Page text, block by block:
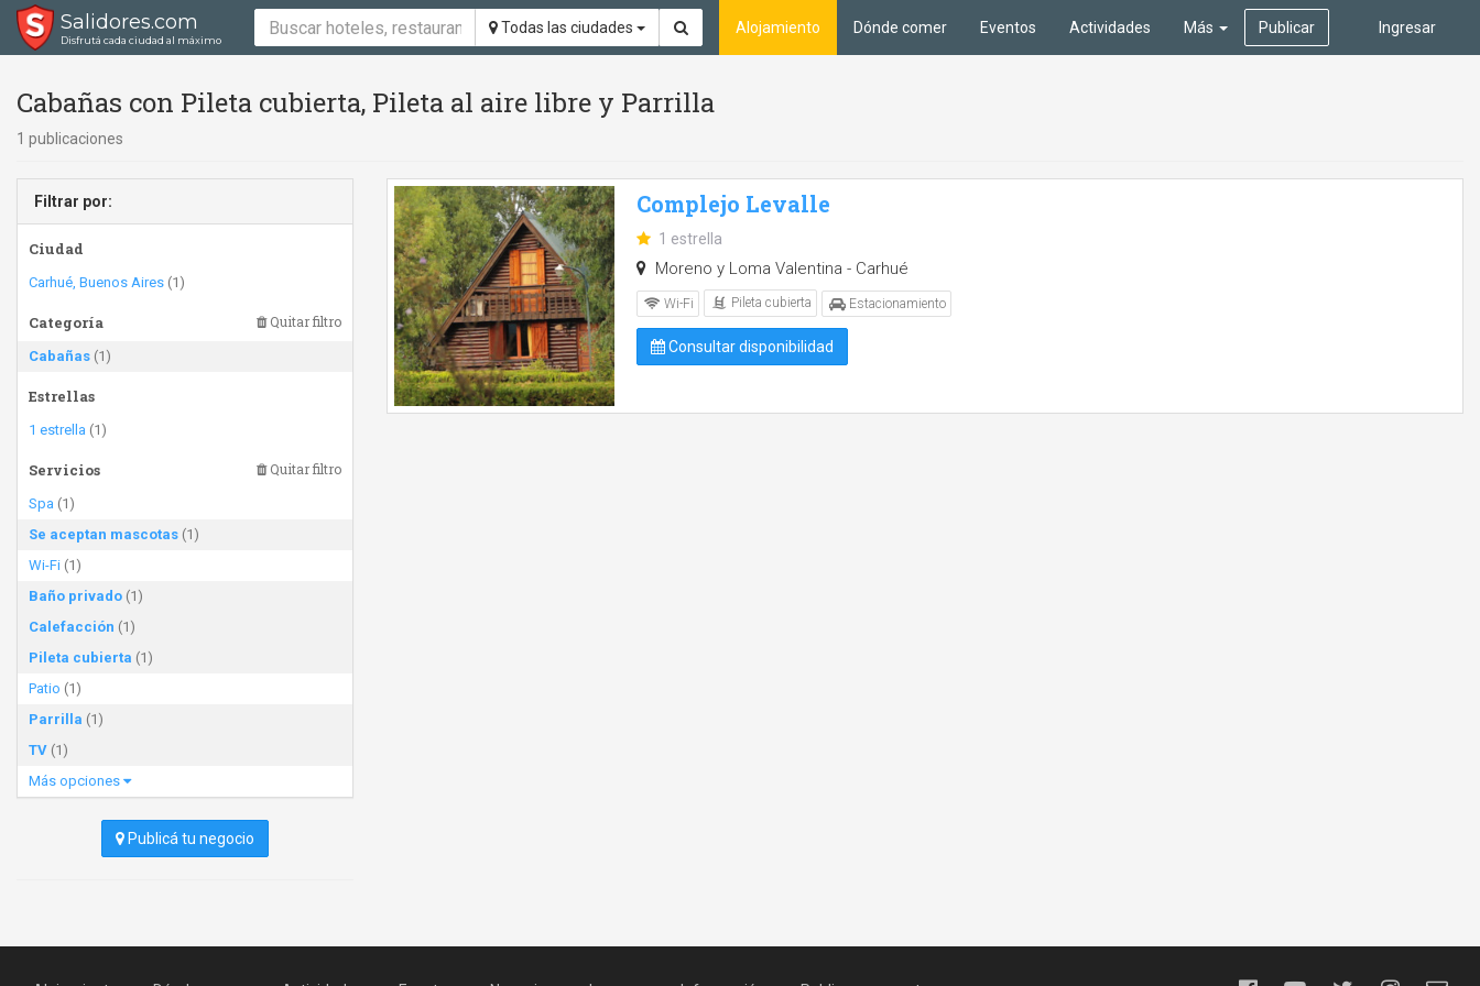
Salidores.com
Disfrutá cada ciudad al máximo
Todas las ciudades Ingresar
Alojamiento Dónde comer Eventos Actividades Más Publicar
Cabañas con Pileta cubierta, Pileta al aire libre y Parrilla
1 publicaciones
Filtrar por:
Ciudad
Carhué, Buenos Aires (1)
Categoría Quitar filtro
Cabañas (1)
Estrellas
1 estrella (1)
Servicios Quitar filtro
Spa (1)
Se aceptan mascotas (1)
Wi-Fi (1)
Baño privado (1)
Calefacción (1)
Pileta cubierta (1)
Patio (1)
Parrilla (1)
TV (1)
Más opciones
Publicá tu negocio
Complejo Levalle
1 estrella
Moreno y Loma Valentina - Carhué
Wi-Fi Pileta cubierta Estacionamiento
Consultar disponibilidad